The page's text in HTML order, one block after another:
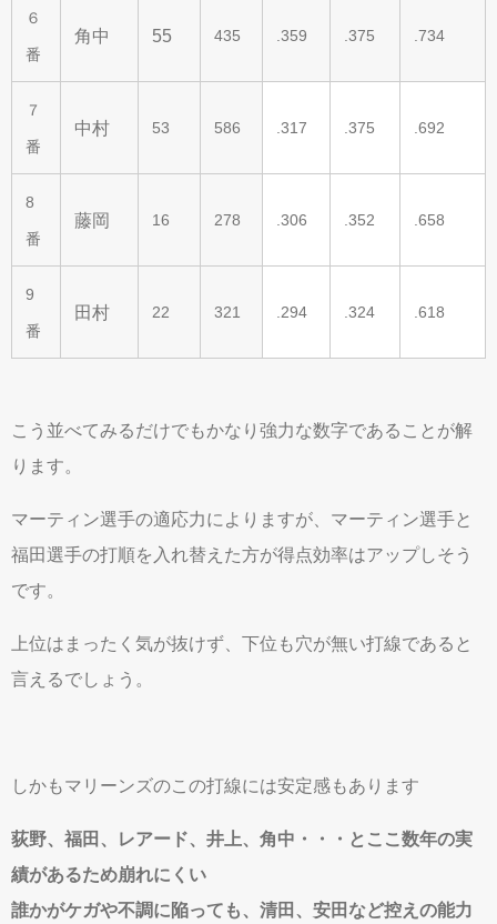
６
番
角中 55 435 .359 .375 .734
７
番
中村 53 586 .317 .375 .692
8
番
藤岡 16 278 .306 .352 .658
9
番
田村 22 321 .294 .324 .618
こう並べてみるだけでもかなり強力な数字であることが解
ります。
マーティン選手の適応力によりますが、マーティン選手と
福田選手の打順を入れ替えた方が得点効率はアップしそう
です。
上位はまったく気が抜けず、下位も穴が無い打線であると
言えるでしょう。
しかもマリーンズのこの打線には安定感もあります
荻野、福田、レアード、井上、角中・・・とここ数年の実
績があるため崩れにくい
誰かがケガや不調に陥っても、清田、安田など控えの能力